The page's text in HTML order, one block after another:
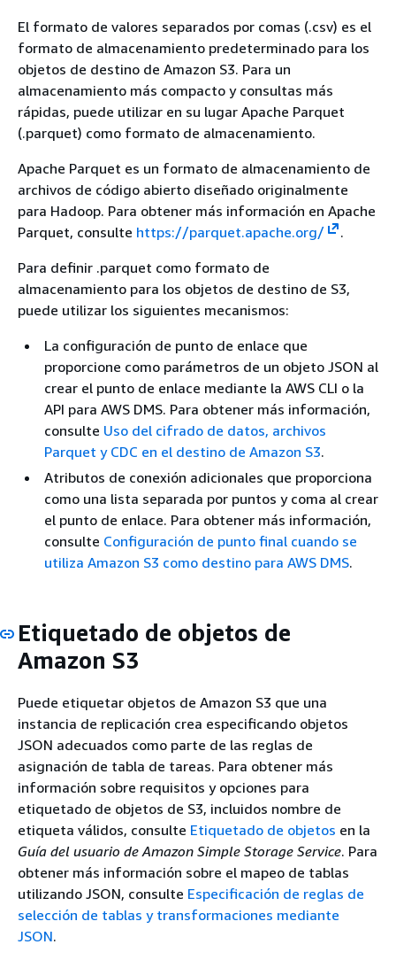
El formato de valores separados por comas (.csv) es el
formato de almacenamiento predeterminado para los
objetos de destino de Amazon S3. Para un
almacenamiento más compacto y consultas más
rápidas, puede utilizar en su lugar Apache Parquet
(.parquet) como formato de almacenamiento.
Apache Parquet es un formato de almacenamiento de
archivos de código abierto diseñado originalmente
para Hadoop. Para obtener más información en Apache
Parquet, consulte https://parquet.apache.org/
.
Para definir .parquet como formato de
almacenamiento para los objetos de destino de S3,
puede utilizar los siguientes mecanismos:
La configuración de punto de enlace que
proporcione como parámetros de un objeto JSON al
crear el punto de enlace mediante la AWS CLI o la
API para AWS DMS. Para obtener más información,
consulte Uso del cifrado de datos, archivos
Parquet y CDC en el destino de Amazon S3.
Atributos de conexión adicionales que proporciona
como una lista separada por puntos y coma al crear
el punto de enlace. Para obtener más información,
consulte Configuración de punto final cuando se
utiliza Amazon S3 como destino para AWS DMS.
Etiquetado de objetos de
Amazon S3
Puede etiquetar objetos de Amazon S3 que una
instancia de replicación crea especificando objetos
JSON adecuados como parte de las reglas de
asignación de tabla de tareas. Para obtener más
información sobre requisitos y opciones para
etiquetado de objetos de S3, incluidos nombre de
etiqueta válidos, consulte Etiquetado de objetos en la
Guía del usuario de Amazon Simple Storage Service. Para
obtener más información sobre el mapeo de tablas
utilizando JSON, consulte Especificación de reglas de
selección de tablas y transformaciones mediante
JSON.